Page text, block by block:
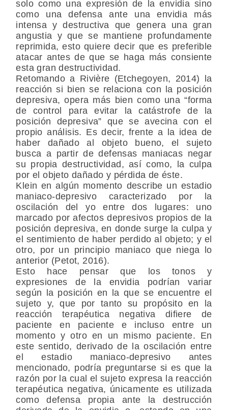
solo como una expresión de la envidia sino
como una defensa ante una envidia más
intensa y destructiva que genera una gran
angustia y que se mantiene profundamente
reprimida, esto quiere decir que es preferible
atacar antes de que se haga más consiente
esta gran destructividad.
Retomando a Rivière (Etchegoyen, 2014) la
reacción si bien se relaciona con la posición
depresiva, opera más bien como una “forma
de control para evitar la catástrofe de la
posición depresiva” que se avecina con el
propio análisis. Es decir, frente a la idea de
haber dañado al objeto bueno, el sujeto
busca a partir de defensas maniacas negar
su propia destructividad, así como, la culpa
por el objeto dañado y pérdida de éste.
Klein en algún momento describe un estadio
maniaco-depresivo caracterizado por la
oscilación del yo entre dos lugares: uno
marcado por afectos depresivos propios de la
posición depresiva, en donde surge la culpa y
el sentimiento de haber perdido al objeto; y el
otro, por un principio maniaco que niega lo
anterior (Petot, 2016).
Esto hace pensar que los tonos y
expresiones de la envidia podrían variar
según la posición en la que se encuentre el
sujeto y, que por tanto su propósito en la
reacción terapéutica negativa difiere de
paciente en paciente e incluso entre un
momento y otro en un mismo paciente. En
este sentido, derivado de la oscilación entre
el estadio maniaco-depresivo antes
mencionado, podría preguntarse si es que la
razón por la cual el sujeto expresa la reacción
terapéutica negativa, únicamente es utilizada
como defensa propia ante la destrucción